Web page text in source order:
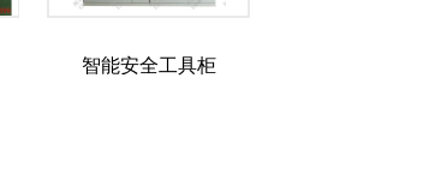
智能安全工具柜